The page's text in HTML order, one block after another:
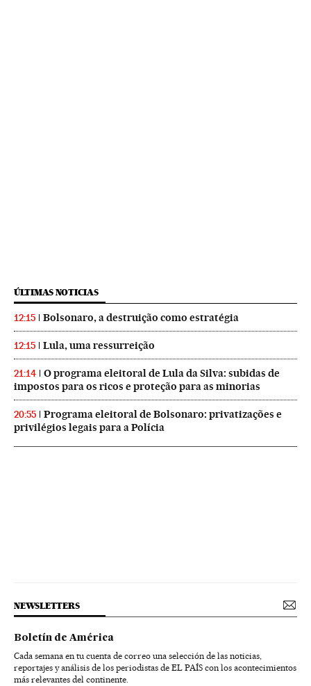
ÚLTIMAS NOTICIAS
12:15 Bolsonaro, a destruição como estratégia
12:15 Lula, uma ressurreição
21:14
O programa eleitoral de Lula da Silva: subidas de
impostos para os ricos e proteção para as minorias
20:55
Programa eleitoral de Bolsonaro: privatizações e
privilégios legais para a Polícia
NEWSLETTERS
Boletín de América
Cada semana en tu cuenta de correo una selección de las noticias,
reportajes y análisis de los periodistas de EL PAÍS con los acontecimientos
más relevantes del continente.